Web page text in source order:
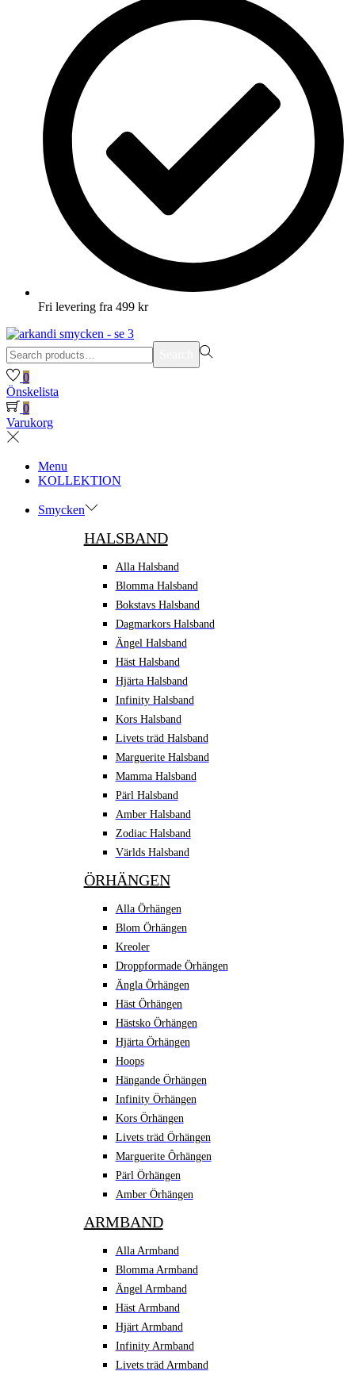
Fri levering fra 499 kr
Search
for:>
0
Önskelista
0
Varukorg
Menu
KOLLEKTION
Smycken
HALSBAND
Alla Halsband
Blomma Halsband
Bokstavs Halsband
Dagmarkors Halsband
Ängel Halsband
Häst Halsband
Hjärta Halsband
Infinity Halsband
Kors Halsband
Livets träd Halsband
Marguerite Halsband
Mamma Halsband
Pärl Halsband
Amber Halsband
Zodiac Halsband
Världs Halsband
ÖRHÄNGEN
Alla Örhängen
Blom Örhängen
Kreoler
Droppformade Örhängen
Ängla Örhängen
Häst Örhängen
Hästsko Örhängen
Hjärta Örhängen
Hoops
Hängande Örhängen
Infinity Örhängen
Kors Örhängen
Livets träd Örhängen
Marguerite Ôrhängen
Pärl Örhängen
Amber Örhängen
ARMBAND
Alla Armband
Blomma Armband
Ängel Armband
Häst Armband
Hjärt Armband
Infinity Armband
Livets träd Armband